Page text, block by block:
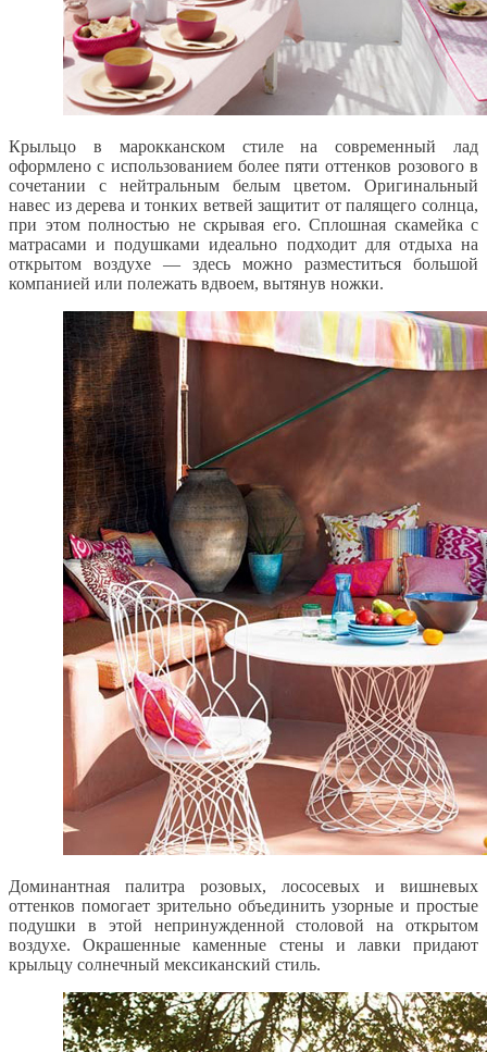
Крыльцо в марокканском стиле на современный лад
оформлено с использованием более пяти оттенков розового в
сочетании с нейтральным белым цветом. Оригинальный
навес из дерева и тонких ветвей защитит от палящего солнца,
при этом полностью не скрывая его. Сплошная скамейка с
матрасами и подушками идеально подходит для отдыха на
открытом воздухе — здесь можно разместиться большой
компанией или полежать вдвоем, вытянув ножки.
Доминантная палитра розовых, лососевых и вишневых
оттенков помогает зрительно объединить узорные и простые
подушки в этой непринужденной столовой на открытом
воздухе. Окрашенные каменные стены и лавки придают
крыльцу солнечный мексиканский стиль.